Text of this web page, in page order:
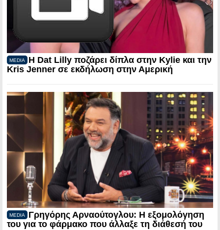
MEDIA
Η Dat Lilly ποζάρει δίπλα στην Kylie και την
Kris Jenner σε εκδήλωση στην Αμερική
MEDIA
Γρηγόρης Αρναούτογλου: Η εξομολόγηση
του για το φάρμακο που άλλαξε τη διάθεσή του